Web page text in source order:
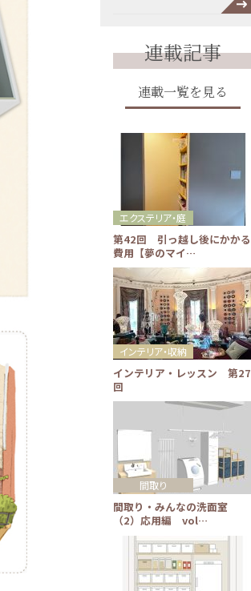
連載記事
連載一覧を見る
第42回 引っ越し後にかかる
費用【夢のマイ…
エクステリア・庭
インテリア・レッスン 第27
回
インテリア・収納
間取り・みんなの洗面室
（2）応用編 vol…
間取り